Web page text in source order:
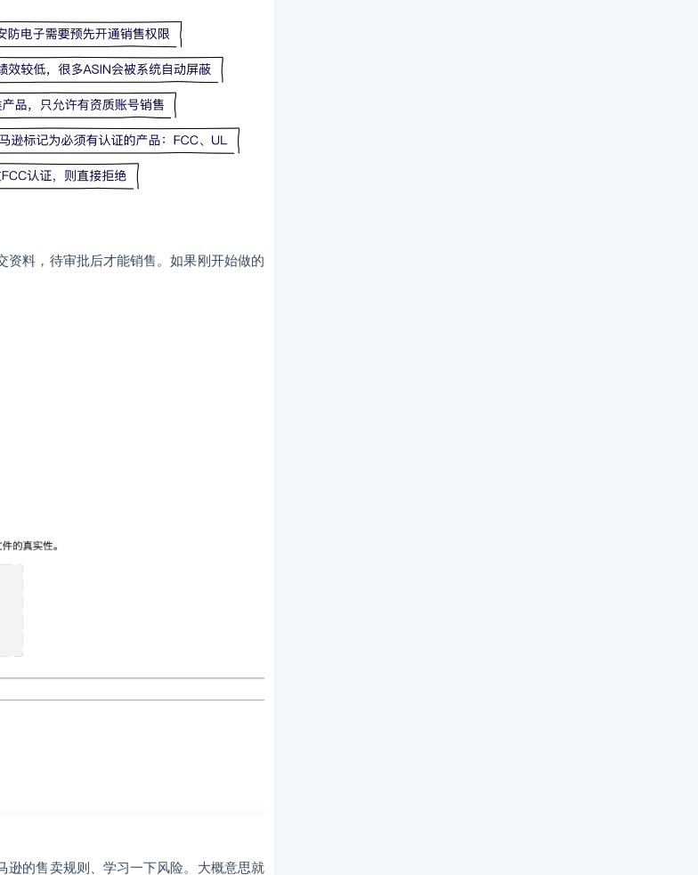
资料，待审批后才能销售。如果刚开始做的
逊的售卖规则、学习一下风险。大概意思就